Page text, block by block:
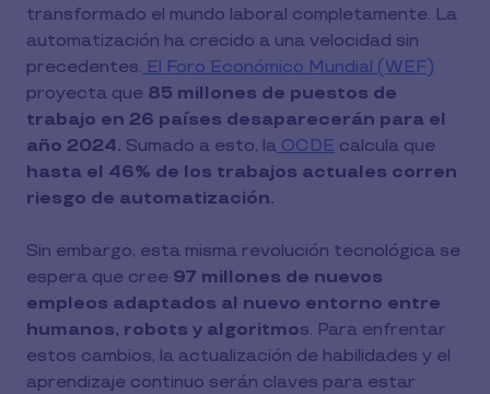
transformado el mundo laboral completamente. La
automatización ha crecido a una velocidad sin
precedentes. El Foro Económico Mundial (WEF)
proyecta que 85 millones de puestos de
trabajo en 26 países desaparecerán para el
año 2024. Sumado a esto, la OCDE calcula que
hasta el 46% de los trabajos actuales corren
riesgo de automatización.
Sin embargo, esta misma revolución tecnológica se
espera que cree 97 millones de nuevos
empleos adaptados al nuevo entorno entre
humanos, robots y algoritmos. Para enfrentar
estos cambios, la actualización de habilidades y el
aprendizaje continuo serán claves para estar